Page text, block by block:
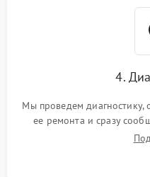
4.
Мы проведем диагностику,
ее ремонта и сразу